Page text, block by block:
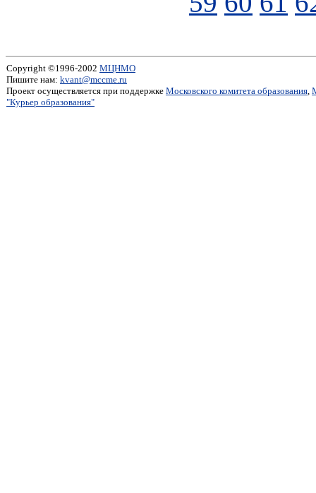
Copyright ©1996-2002 МЦНМО
Пишите нам: kvant@mccme.ru
Проект осуществляется при поддержке Московского комитета образования,
"Курьер образования"